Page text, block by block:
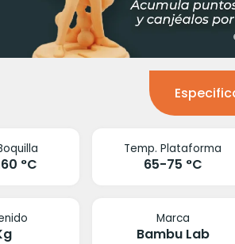
°C
Temp. Plataforma
65-75 °C
Marca
Bambu Lab